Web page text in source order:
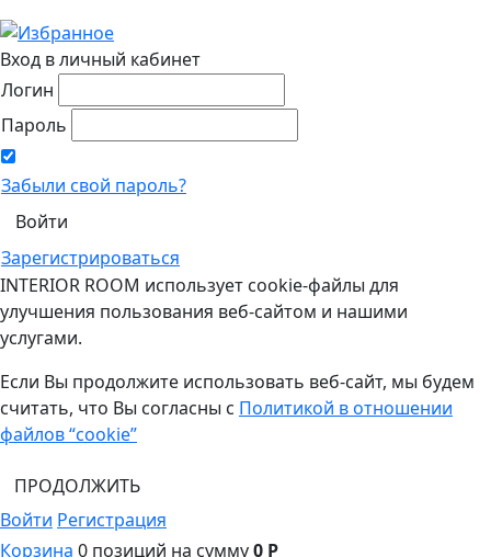
Вход в личный кабинет
Логин
Пароль
Забыли свой пароль?
Зарегистрироваться
INTERIOR ROOM использует cookie-файлы для
улучшения пользования веб-сайтом и нашими
услугами.
Если Вы продолжите использовать веб-сайт, мы будем
считать, что Вы согласны с Политикой в отношении
файлов “cookie”
ПРОДОЛЖИТЬ
Войти Регистрация
Корзина 0 позиций на сумму0 Р